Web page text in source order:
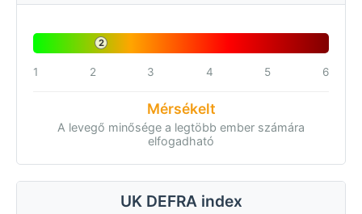
2
1 2 3 4 5 6
Mérsékelt
A levegő minősége a legtöbb ember számára
elfogadható
UK DEFRA index